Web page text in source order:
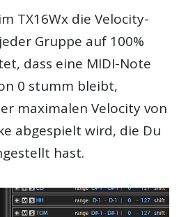
TX16Wx die Velocity-
Gruppe auf 100%
dass eine MIDI-Note
0 stumm bleibt,
maximalen Velocity von
abgespielt wird, die Du
hast.